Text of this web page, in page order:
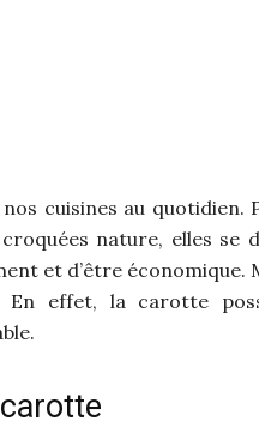
cuisines au quotidien.
nature, elles se
et d’être économique.
effet, la carotte